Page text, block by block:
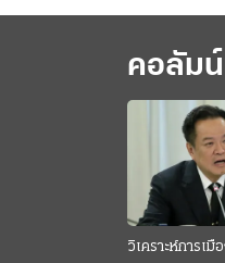
คอลัม
วิเคราะห์การเมื